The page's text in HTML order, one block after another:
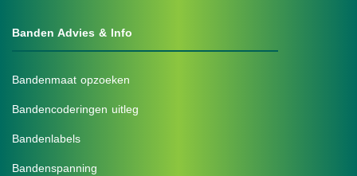
Banden Advies & Info
Bandenmaat opzoeken
Bandencoderingen uitleg
Bandenlabels
Bandenspanning